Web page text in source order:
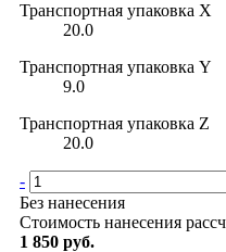
Транспортная упаковка X
20.0
Транспортная упаковка Y
9.0
Транспортная упаковка Z
20.0
-
Без нанесения
Стоимость нанесения
1 850 руб.